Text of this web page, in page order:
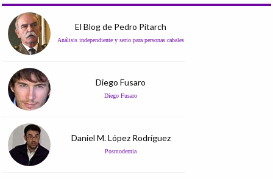
El Blog de Pedro Pitarch
Análisis independiente y serio para personas cabales
Diego Fusaro
Diego Fusaro
Daniel M. López Rodríguez
Posmodernia